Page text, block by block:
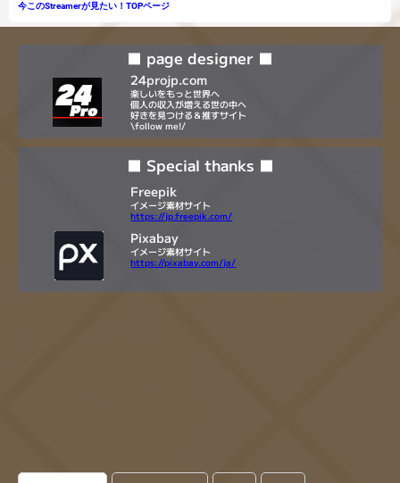
今このStreamerが見たい！TOPページ
■ page designer ■
24projp.com
楽しいをもっと世界へ
個人の収入が増える世の中へ
好きを見つける＆推すサイト
\follow me!/
■ Special thanks ■
Freepik
イメージ素材サイト
https://jp.freepik.com/
Pixabay
イメージ素材サイト
https://pixabay.com/ja/